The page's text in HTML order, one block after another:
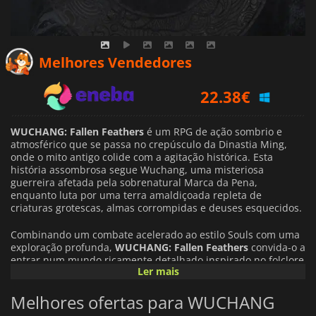
Melhores Vendedores
24.51€
39.99€
WUCHANG: Fallen Feathers é um RPG de ação sombrio e
atmosférico que se passa no crepúsculo da Dinastia Ming,
onde o mito antigo colide com a agitação histórica. Esta
história assombrosa segue Wuchang, uma misteriosa
guerreira afetada pela sobrenatural Marca da Pena,
enquanto luta por uma terra amaldiçoada repleta de
criaturas grotescas, almas corrompidas e deuses esquecidos.
Combinando um combate acelerado ao estilo Souls com uma
exploração profunda, WUCHANG: Fallen Feathers convida-o a
entrar num mundo ricamente detalhado inspirado no folclore
chinês, na história e no horror espiritual. À medida que a
pressão do caos, Wuchang tem de descobrir a verdade por
detrás da sua aflição e das forças obscuras que estão a
Ler mais
Melhores ofertas para WUCHANG